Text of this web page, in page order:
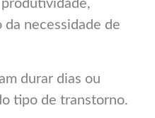
necessidade de
durar dias ou
tipo de transtorno.